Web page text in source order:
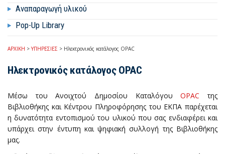
Αναπαραγωγή υλικού
Pop-Up Library
ΑΡΧΙΚΗ > ΥΠΗΡΕΣΙΕΣ > Ηλεκτρονικός κατάλογος OPAC
Ηλεκτρονικός κατάλογος OPAC
Μέσω του Ανοιχτού Δημοσίου ΚαταλόγουOPAC της
Βιβλιοθήκης και Κέντρου Πληροφόρησης του ΕΚΠΑ παρέχεται
η δυνατότητα εντοπισμού του υλικού που σας ενδιαφέρει και
υπάρχει στην έντυπη και ψηφιακή συλλογή της Βιβλιοθήκης
μας.